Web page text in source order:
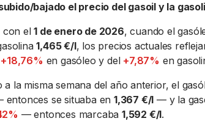
bajado el precio del gasoil y la
con el1 de enero de 2026, cuando el
1,465 €/l, los precios actuales
+18,76% en gasóleo y del +7,87% en
a la misma semana del año anterior, el
entonces se situaba en1,367 €/l — y la
— entonces marcaba 1,592 €/l.